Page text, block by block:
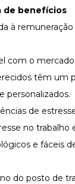
de benefícios
à
com o
têm
personalizados.
de
no trabalho
e fáceis
do posto de